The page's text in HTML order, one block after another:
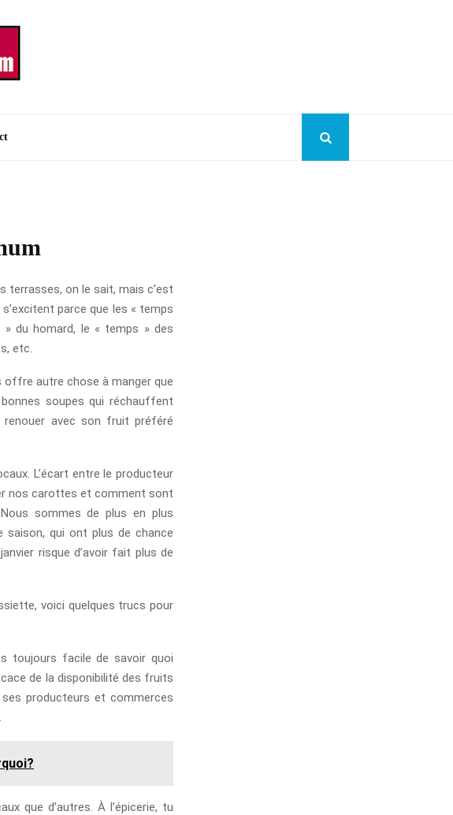
terrasses, on le sait, mais c’est
parce que les « temps
» du homard, le « temps » des
etc.
offre autre chose à manger que
soupes qui réchauffent
renouer avec son fruit préféré
L’écart entre le producteur
nos carottes et comment sont
sommes de plus en plus
saison, qui ont plus de chance
risque d’avoir fait plus de
voici quelques trucs pour
toujours facile de savoir quoi
de la disponibilité des fruits
producteurs et commerces
que d’autres. À l’épicerie, tu